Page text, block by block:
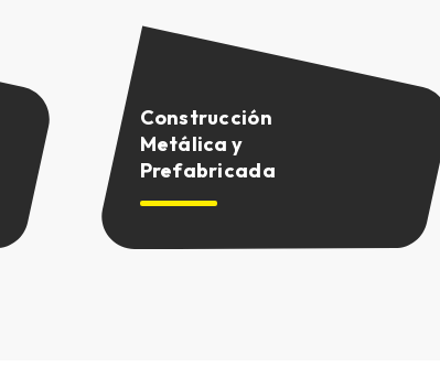
Construcción
Metálica y
Prefabricada